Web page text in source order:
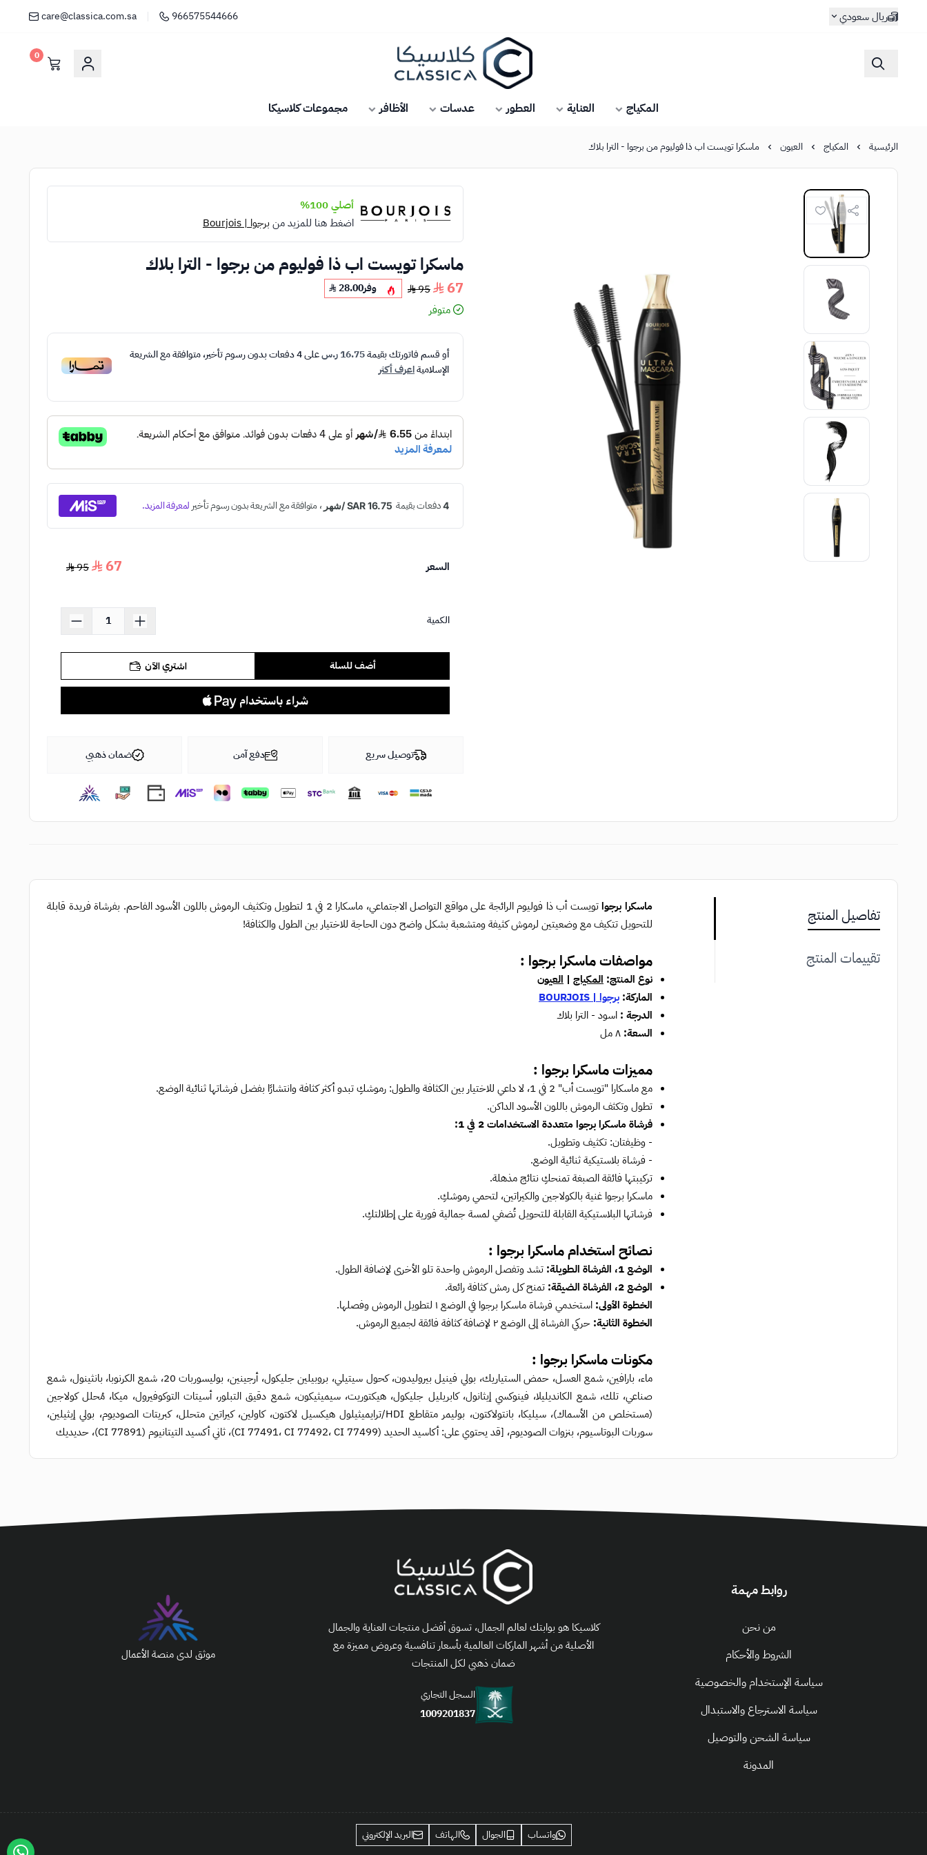
ريال سعودي 966575544666
care@classica.com.sa
كلاسيكا
0
المكياج العناية العطور عدسات الأظافر مجموعات كلاسيكا
الرئيسية المكياج العيون ماسكرا تويست اب ذا فوليوم من برجوا - الترا بلاك
أصلي 100%
اضغط هنا للمزيد من برجوا | Bourjois
ماسكرا تويست اب ذا فوليوم من برجوا - الترا بلاك
67
95 وفر28.00
متوفر
أو قسم فاتورتك بقيمة16.75 ر.س على4دفعات بدون رسوم تأخير، متوافقة مع الشريعة
الإسلاميةاعرف أكثر
السعر 67
95
الكمية
أضف للسلة اشتري الآن
توصيل سريع دفع آمن ضمان ذهبي
تفاصيل المنتج
تقييمات المنتج
ماسكرا برجوا
تويست أب ذا فوليوم الرائجة على مواقع التواصل الاجتماعي، ماسكارا 2 في 1 لتطويل وتكثيف الرموش باللون الأسود الفاحم. بفرشاة فريدة قابلة
للتحويل تتكيف مع وضعيتين لرموش كثيفة ومتشعبة بشكل واضح دون الحاجة للاختيار بين الطول والكثافة!
مواصفات ماسكرا برجوا :
نوع المنتج: المكياج | العيون
الماركة: برجوا | BOURJOIS
الدرجة : اسود - الترا بلاك
السعة:
مميزات ماسكرا برجوا :
مع ماسكارا "تويست أب" 2 في 1، لا داعي للاختيار بين الكثافة والطول: رموشكِ تبدو أكثر كثافة وانتشارًا بفضل فرشاتها ثنائية الوضع.
تطول وتكثف الرموش باللون الأسود الداكن.
فرشاة ماسكرا برجوا متعددة الاستخدامات 2 في 1:
- وظيفتان: تكثيف وتطويل.
- فرشاة بلاستيكية ثنائية الوضع.
تركيبتها فائقة الصبغة تمنحكِ نتائج مذهلة.
ماسكرا برجوا غنية بالكولاجين والكيراتين، لتحمي رموشكِ.
فرشاتها البلاستيكية القابلة للتحويل تُضفي لمسة جمالية فورية على إطلالتكِ.
نصائح استخدام ماسكرا برجوا :
الوضع 1، الفرشاة الطويلة:
تشد وتفصل الرموش واحدة تلو الأخرى لإضافة الطول.
الوضع 2، الفرشاة الضيقة:
تمنح كل رمش كثافة رائعة.
الخطوة الأولى: استخدمي فرشاة ماسكرا برجوا في الوضع ١ لتطويل الرموش وفصلها.
الخطوة الثانية: حركي الفرشاة إلى الوضع ٢ لإضافة كثافة فائقة لجميع الرموش.
مكونات ماسكرا برجوا :
ماء، بارافين، شمع العسل، حمض الستياريك، بولي فينيل بيروليدون، كحول سيتيلي، بروبيلين جليكول، أرجينين، بوليسوربات 20، شمع الكرنوبا، بانثينول، شمع
صناعي، تلك، شمع الكانديليلا، فينوكسي إيثانول، كابريليل جليكول، هيكتوريت، سيميثيكون، شمع دقيق التبلور، أسيتات التوكوفيرول، ميكا، مُحلل كولاجين
(مستخلص من الأسماك)، سيليكا، بانتولاكتون، بوليمر متقاطع HDI/ترايميثيلول هيكسيل لاكتون، كاولين، كيراتين متحلل، كبريتات الصوديوم، بولي إيثيلين،
سوربات البوتاسيوم، بنزوات الصوديوم، [قد يحتوي على: أكاسيد الحديد (CI 77491، CI 77492، CI 77499)، ثاني أكسيد التيتانيوم (CI 77891)، حديديك
روابط مهمة
من نحن
الشروط والأحكام
سياسة الإستخدام والخصوصية
سياسة الاسترجاع والاستبدال
سياسة الشحن والتوصيل
المدونة
كلاسيكا هو بوابتك لعالم الجمال، تسوق أفضل منتجات العناية والجمال
الأصلية من أشهر الماركات العالمية بأسعار تنافسية وعروض مميزة مع
ضمان ذهبي لكل المنتجات
السجل التجاري
1009201837
موثق لدى منصة الأعمال
واتساب الجوال الهاتف البريد الإلكتروني